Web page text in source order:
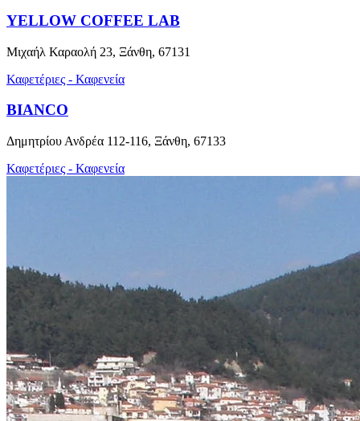
YELLOW COFFEE LAB
Μιχαήλ Καραολή 23, Ξάνθη, 67131
Καφετέριες - Καφενεία
BIANCO
Δημητρίου Ανδρέα 112-116, Ξάνθη, 67133
Καφετέριες - Καφενεία